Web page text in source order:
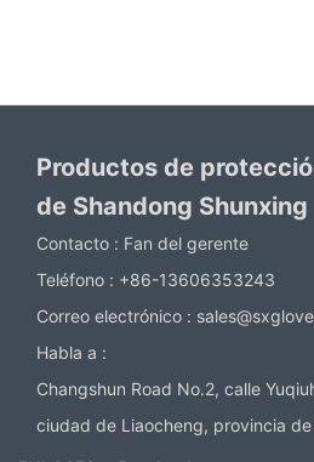
Productos de
de Shandong Shunxing
Contacto : Fan del gerente
Teléfono : +86-13606353243
Correo electrónico :
Habla a :
Changshun Road No.2, calle
ciudad de Liaocheng, provincia